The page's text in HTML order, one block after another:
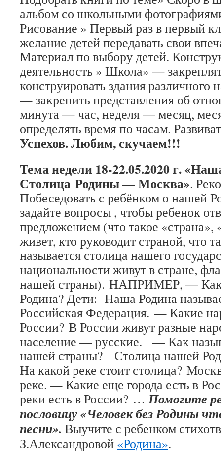
альбом со школьными
Рисование » Первый раз в первый
желание детей передавать свои
Материал по выбору детей.
деятельность » Школа» —
конструировать здания
— закрепить представления об
минута — час, неделя — месяц,
определять время по часам.
Успехов. Любим, скучаем!!!
Тема недели 18-22.05.2020 г.
Столица Родины — Москва».
Побеседовать с ребёнком о нашей
задайте вопросы , чтобы ребенок
предложением (что такое «страна»,
живет, кто руководит страной, что
называется столица нашего
национальности живут в стране,
нашей страны). НАПРИМЕР, — Как
Родина? Дети: Наша Родина
Российская Федерация. — Какие
России? В России живут разные
население — русские. — Как
нашей страны? Столица нашей
На какой реке стоит столица?
реке. — Какие еще города есть в
реки есть в России? … Помогите
пословицу «Человек без Родины
песни». Выучите с ребенком
З.Александровой «Родина».